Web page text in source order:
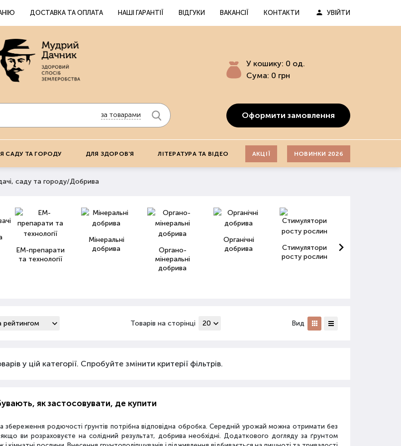
ДОСТАВКА ТА ОПЛАТА НАШІ ГАРАНТІЇ ВІДГУКИ ВАКАНСІЇ КОНТАКТИ УВІЙТИ
за товарами
У кошику: 0 од.
Сума: 0 грн
Оформити замовлення
САДУ ТА ГОРОДУ ДЛЯ ЗДОРОВ'Я ЛІТЕРАТУРА ТА ВІДЕО АКЦІЇ НОВИНКИ 2026
саду та городу/Добрива
ЕМ-препарати
та технології
Мінеральні
добрива
Органо-
мінеральні
добрива
Органічні
добрива
Стимулятори
росту рослин
Товарів на сторінці Вид
у цій категорії. Спробуйте змінити критерії фільтрів.
як застосовувати, де купити
збереження родючості ґрунтів потрібна відповідна обробка. Середній урожай можна отримати без
ви розраховуєте на солідний результат, добрива необхідні. Додаткового догляду за ґрунтом